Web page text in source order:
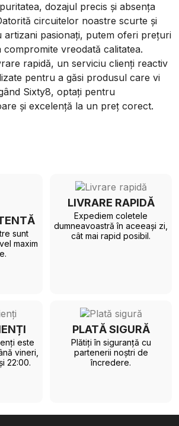
dozajul precis și absența
circuitelor noastre scurte și
artizani pasionați, putem oferi prețuri
vreodată calitatea.
rapidă, un serviciu clienți reactiv
pentru a găsi produsul care vi
Sixty8, optați pentru
și excelență la un preț corect.
sunt
maxim
LIVRARE RAPIDĂ
Expediem coletele
dumneavoastră în aceeași zi,
cât mai rapid posibil.
este
vineri,
22:00.
PLATĂ SIGURĂ
Plătiți în siguranță cu
partenerii noștri de
încredere.